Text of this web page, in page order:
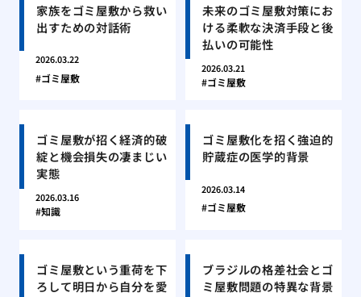
家族をゴミ屋敷から救い
出すための対話術
2026.03.22
ゴミ屋敷
未来のゴミ屋敷対策にお
ける柔軟な決済手段と後
払いの可能性
2026.03.21
ゴミ屋敷
ゴミ屋敷が招く経済的破
綻と機会損失の凄まじい
実態
2026.03.16
知識
ゴミ屋敷化を招く強迫的
貯蔵症の医学的背景
2026.03.14
ゴミ屋敷
ゴミ屋敷という重荷を下
ろして明日から自分を愛
ブラジルの格差社会とゴ
ミ屋敷問題の特異な背景